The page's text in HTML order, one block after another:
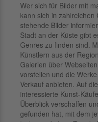
Wer sich für Bilder mit
kann sich in
stehende Bilder
Stadt an der Küste gibt
Genres zu finden sind.
Künstlern aus der
Galerien über
vorstellen und die
Verkauf anbieten. Auf
interessierte Kunst-
Überblick verschaffen
gefunden hat, mit dem